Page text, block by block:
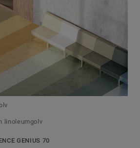
linoleumgolv
GENIUS 70